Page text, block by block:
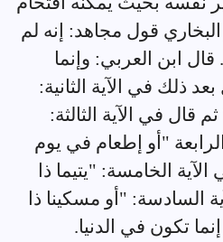
قول مجاهد: إنه لم
قال ابن العربي: وإنما
ذلك في الآية الثانية:
قال في الآية الثالثة:
"أو إطعام في يوم
الخامسة: "يتيما ذا
السادسة: "أو مسكينا ذا
تكون في الدنيا.